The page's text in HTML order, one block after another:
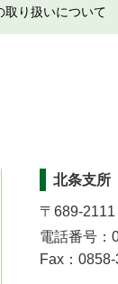
取り扱いについて
北条支所
〒689-
電話番号：
Fax：